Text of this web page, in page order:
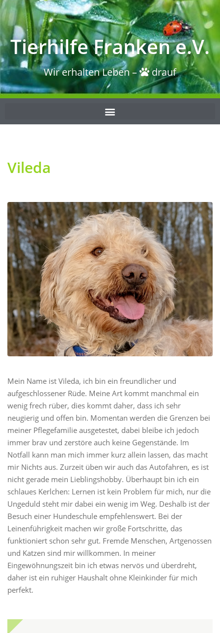
Tierhilfe Franken e.V.
Wir erhalten Leben – drauf
Vileda
Mein Name ist Vileda, ich bin ein freundlicher und
aufgeschlossener Rüde. Meine Art kommt manchmal ein
wenig frech rüber, dies kommt daher, dass ich sehr
neugierig und offen bin. Momentan werden die Grenzen bei
meiner Pflegefamilie ausgetestet, dabei bleibe ich jedoch
immer brav und zerstöre auch keine Gegenstände. Im
Notfall kann man mich immer kurz allein lassen, das macht
mir Nichts aus. Zurzeit üben wir auch das Autofahren, es ist
nicht gerade mein Lieblingshobby. Überhaupt bin ich ein
schlaues Kerlchen: Lernen ist kein Problem für mich, nur die
Ungeduld steht mir dabei ein wenig im Weg. Deshalb ist der
Besuch einer Hundeschule empfehlenswert. Bei der
Leinenführigkeit machen wir große Fortschritte, das
funktioniert schon sehr gut. Fremde Menschen, Artgenossen
und Katzen sind mir willkommen. In meiner
Eingewöhnungszeit bin ich etwas nervös und überdreht,
daher ist ein ruhiger Haushalt ohne Kleinkinder für mich
perfekt.